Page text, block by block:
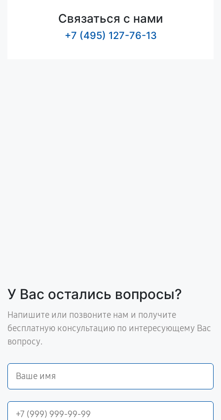
Связаться с нами
+7 (495) 127-76-13
У Вас остались вопросы?
Напишите или позвоните нам и получите
бесплатную консультацию по интересующему Вас
вопросу.